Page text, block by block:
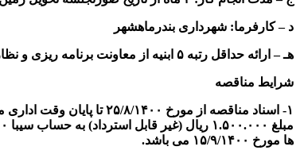
د–کارفرما: شهرداری بندرماهشهر
هـ – ارائه حداقل رتبه ۵ ابنیه از معاونت برنامه ریزی و نظارت راهبردی رئیس جمهور الزامی است.
شرایط مناقصه
ها مورخ ۱۵/۹/۱۴۰۰ می باشد.